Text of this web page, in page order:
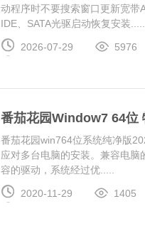
动程序时不要搜索窗口更新宽
IDE、SATA光驱启动恢复安装.....
2026-07-29 5976
番茄花园Window7 64位
番茄花园win764位系统纯净版
应对多台电脑的安装。兼容电
容的驱动，系统经过优.....
2020-11-29 1405